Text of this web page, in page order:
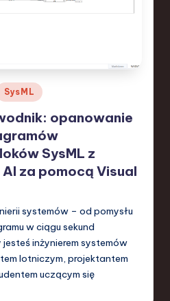
SysML
opanowanie
SysML z
za pomocą Visual
systemów – od pomysłu
w ciągu sekund
inżynierem systemów
lotniczym, projektantem
uczącym się